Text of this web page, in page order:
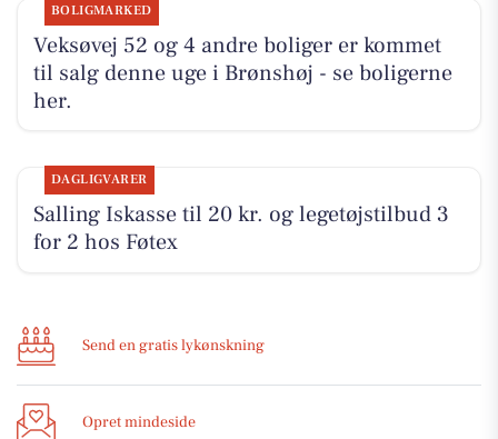
BOLIGMARKED
Veksøvej 52 og 4 andre boliger er kommet
til salg denne uge i Brønshøj - se boligerne
her.
DAGLIGVARER
Salling Iskasse til 20 kr. og legetøjstilbud 3
for 2 hos Føtex
Send en gratis lykønskning
Opret mindeside